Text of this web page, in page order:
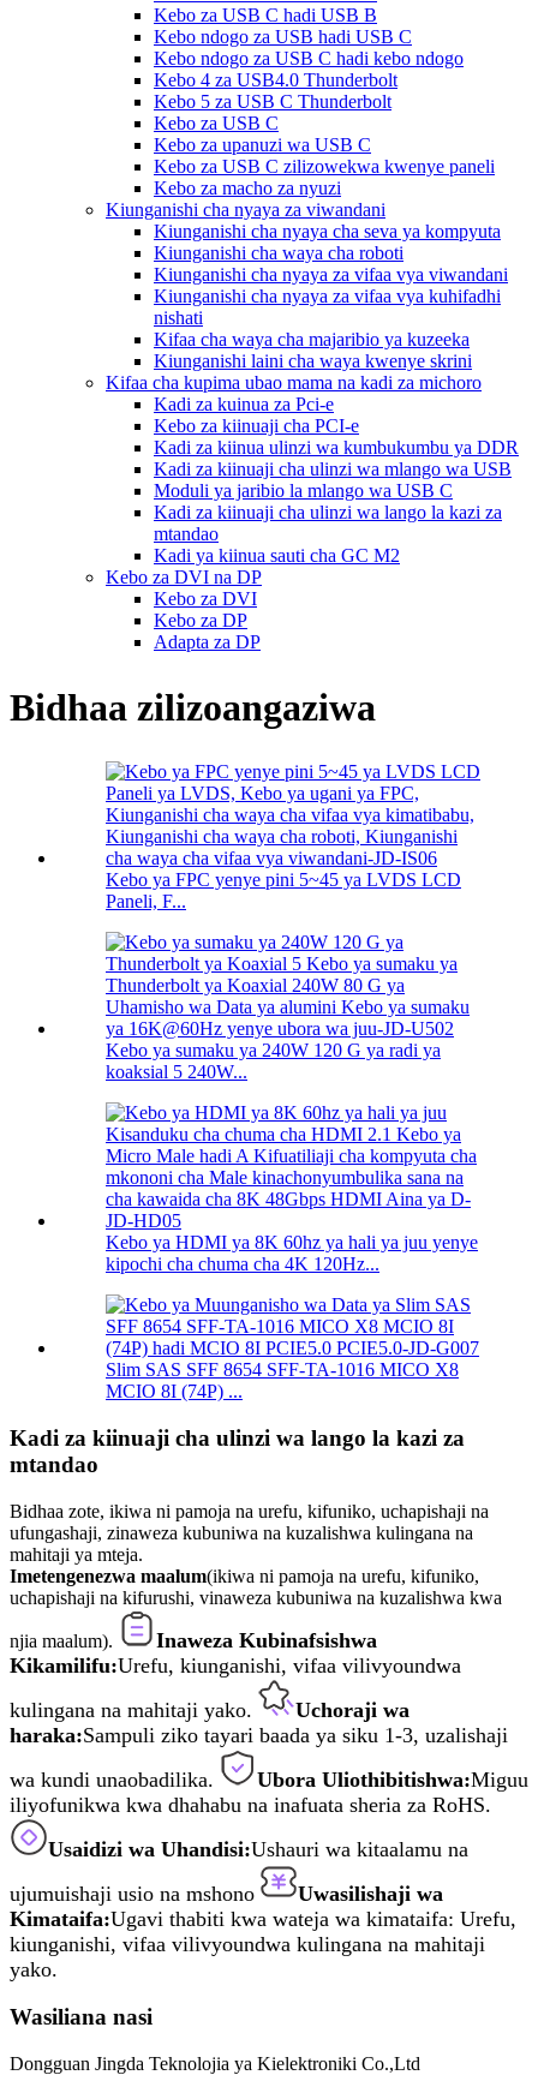
Kebo za USB C hadi USB B
Kebo ndogo za USB hadi USB C
Kebo ndogo za USB C hadi kebo ndogo
Kebo 4 za USB4.0 Thunderbolt
Kebo 5 za USB C Thunderbolt
Kebo za USB C
Kebo za upanuzi wa USB C
Kebo za USB C zilizowekwa kwenye paneli
Kebo za macho za nyuzi
Kiunganishi cha nyaya za viwandani
Kiunganishi cha nyaya cha seva ya kompyuta
Kiunganishi cha waya cha roboti
Kiunganishi cha nyaya za vifaa vya viwandani
Kiunganishi cha nyaya za vifaa vya kuhifadhi
nishati
Kifaa cha waya cha majaribio ya kuzeeka
Kiunganishi laini cha waya kwenye skrini
Kifaa cha kupima ubao mama na kadi za michoro
Kadi za kuinua za Pci-e
Kebo za kiinuaji cha PCI-e
Kadi za kiinua ulinzi wa kumbukumbu ya DDR
Kadi za kiinuaji cha ulinzi wa mlango wa USB
Moduli ya jaribio la mlango wa USB C
Kadi za kiinuaji cha ulinzi wa lango la kazi za
mtandao
Kadi ya kiinua sauti cha GC M2
Kebo za DVI na DP
Kebo za DVI
Kebo za DP
Adapta za DP
Bidhaa zilizoangaziwa
Kebo ya FPC yenye pini 5~45 ya LVDS LCD
Paneli, F...
Kebo ya sumaku ya 240W 120 G ya radi ya
koaksial 5 240W...
Kebo ya HDMI ya 8K 60hz ya hali ya juu yenye
kipochi cha chuma cha 4K 120Hz...
Slim SAS SFF 8654 SFF-TA-1016 MICO X8
MCIO 8I (74P) ...
Kadi za kiinuaji cha ulinzi wa lango la kazi za
mtandao
Bidhaa zote, ikiwa ni pamoja na urefu, kifuniko, uchapishaji na
ufungashaji, zinaweza kubuniwa na kuzalishwa kulingana na
mahitaji ya mteja.
Imetengenezwa maalum(ikiwa ni pamoja na urefu, kifuniko,
uchapishaji na kifurushi, vinaweza kubuniwa na kuzalishwa kwa
njia maalum).
Inaweza Kubinafsishwa
Kikamilifu:Urefu, kiunganishi, vifaa vilivyoundwa
kulingana na mahitaji yako.
Uchoraji wa
haraka:Sampuli ziko tayari baada ya siku 1-3, uzalishaji
wa kundi unaobadilika.
Ubora Uliothibitishwa:Miguu
iliyofunikwa kwa dhahabu na inafuata sheria za RoHS.
Usaidizi wa Uhandisi:Ushauri wa kitaalamu na
ujumuishaji usio na mshono
Uwasilishaji wa
Kimataifa:Ugavi thabiti kwa wateja wa kimataifa: Urefu,
kiunganishi, vifaa vilivyoundwa kulingana na mahitaji
yako.
Wasiliana nasi
Dongguan Jingda Teknolojia ya Kielektroniki Co.,Ltd